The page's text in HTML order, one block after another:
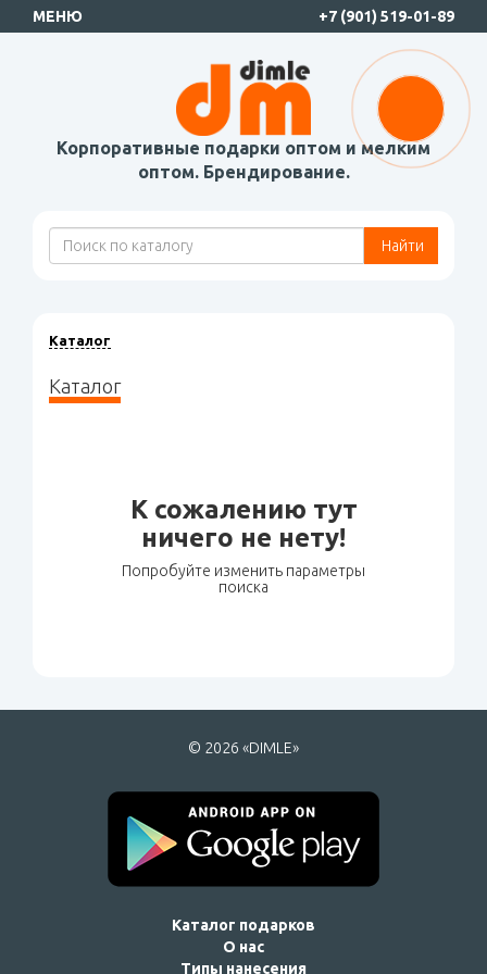
МЕНЮ +7 (901) 519-01-89
Корпоративные подарки оптом и мелким
оптом. Брендирование.
Найти
Каталог
Каталог
К сожалению тут
ничего не нету!
Попробуйте изменить параметры
поиска
© 2026 «DIMLE»
Каталог подарков
О нас
Типы нанесения